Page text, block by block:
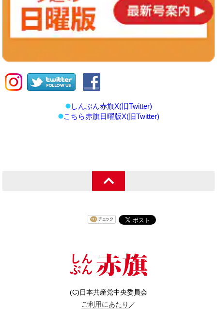
しんぶん赤旗X(旧Twitter)
こちら赤旗日曜版X(旧Twitter)
(C)日本共産党中央委員会
ご利用にあたり ／